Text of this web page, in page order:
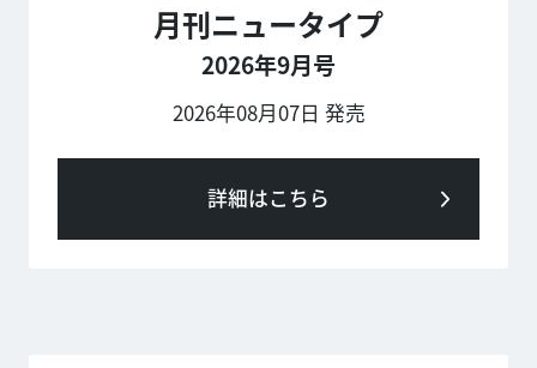
月刊ニュータイプ
2026年9月号
2026年08月07日 発売
詳細はこちら